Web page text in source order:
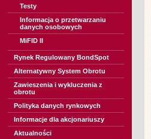
Testy
Informacja o przetwarzaniu
danych osobowych
MiFID II
Rynek Regulowany BondSpot
Alternatywny System Obrotu
Zawieszenia i wykluczenia z
obrotu
Polityka danych rynkowych
Informacje dla akcjonariuszy
Aktualności